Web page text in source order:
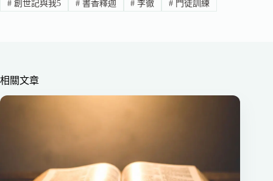
#創世記與我5 #書香釋迦 # 李徹 # 門徒訓練
相關文章